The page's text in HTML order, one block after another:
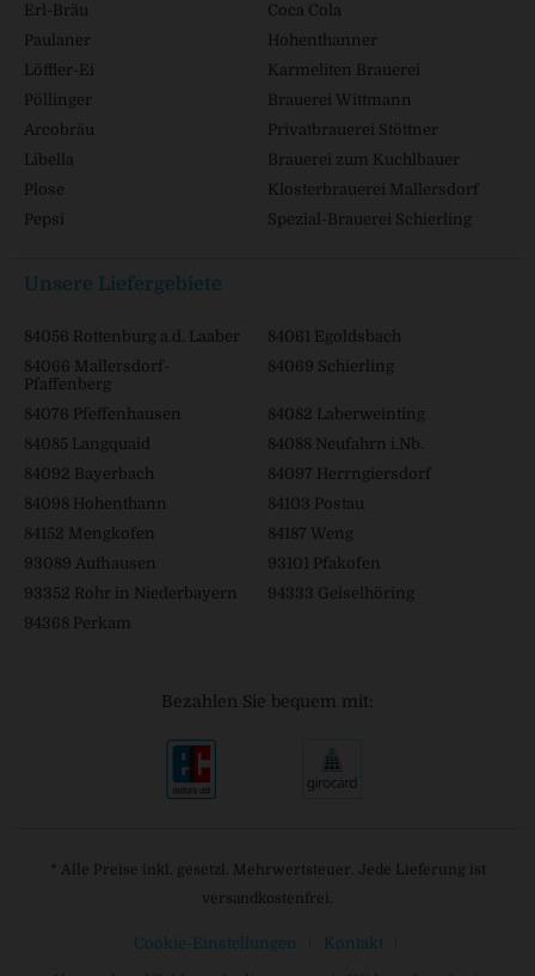
Erl-Bräu
Coca Cola
Paulaner
Hohenthanner
Löffler-Ei
Karmeliten Brauerei
Pöllinger
Brauerei Wittmann
Arcobräu
Privatbrauerei Stöttner
Libella
Brauerei zum Kuchlbauer
Plose
Klosterbrauerei Mallersdorf
Pepsi
Spezial-Brauerei Schierling
Unsere Liefergebiete
84056 Rottenburg a.d. Laaber
84061 Egoldsbach
84066 Mallersdorf-
Pfaffenberg
84069 Schierling
84076 Pfeffenhausen
84082 Laberweinting
84085 Langquaid
84088 Neufahrn i.Nb.
84092 Bayerbach
84097 Herrngiersdorf
84098 Hohenthann
84103 Postau
84152 Mengkofen
84187 Weng
93089 Aufhausen
93101 Pfakofen
93352 Rohr in Niederbayern
94333 Geiselhöring
94368 Perkam
Bezahlen Sie bequem mit:
* Alle Preise inkl. gesetzl. Mehrwertsteuer. Jede Lieferung ist
versandkostenfrei.
Cookie-Einstellungen Kontakt